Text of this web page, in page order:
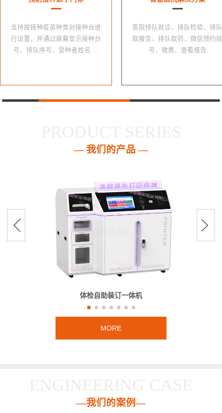
支持按接种疫苗种类对接种台进
行设置，并通过屏幕显示接种台
号、排队序号、受种者姓名 …
医院排队就诊、排队检验、排队
取报告、排队取药、微信预约挂
号、缴费、查看报告
— 我们的产品 —
体检自助装订一体机
MORE
—我们的案例—